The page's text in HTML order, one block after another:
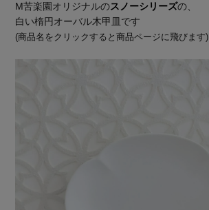
M苦楽園オリジナルのスノーシリーズの、
白い楕円オーバル木甲皿です
(商品名をクリックすると商品ページに飛びます)